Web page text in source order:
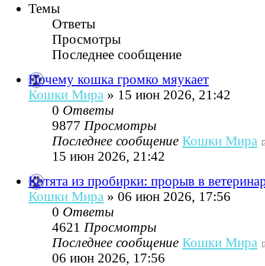
Темы
Ответы
Просмотры
Последнее сообщение
Почему кошка громко мяукает
Кошки Мира » 15 июн 2026, 21:42
0 Ответы
9877 Просмотры
Последнее сообщение Кошки Мира
15 июн 2026, 21:42
Котята из пробирки: прорыв в
Кошки Мира » 06 июн 2026, 17:56
0 Ответы
4621 Просмотры
Последнее сообщение Кошки Мира
06 июн 2026, 17:56